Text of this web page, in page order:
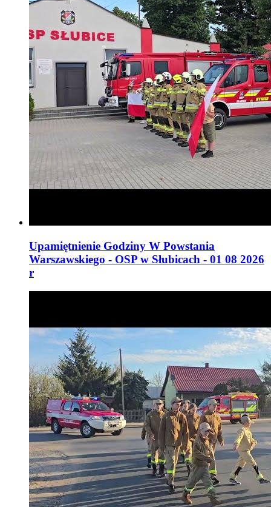
Upamiętnienie Godziny W Powstania
Warszawskiego - OSP w Słubicach - 01 08 2026
r